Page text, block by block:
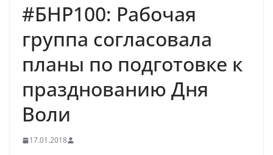
#БНР100: Рабочая
группа согласовала
планы по подготовке к
празднованию Дня
Воли
17.01.2018